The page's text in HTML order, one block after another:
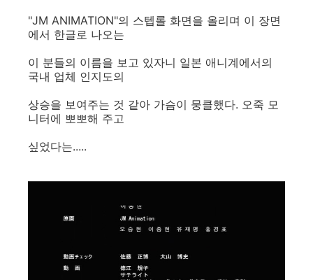
"JM ANIMATION"의 스텝롤 화면을 올리며 이 장면
에서 한글로 나오는
이 분들의 이름을 보고 있자니 일본 애니계에서의
국내 업체 인지도의
상승을 보여주는 것 같아 가슴이 뭉클했다. 오죽 모
니터에 뽀뽀해 주고
싶었다는.....